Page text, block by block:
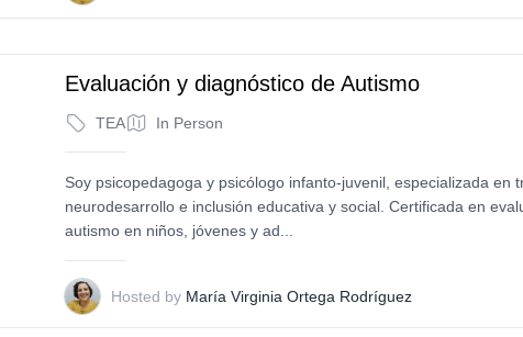
Evaluación y diagnóstico de Autismo
TEA In Person
Soy psicopedagoga y psicólogo infanto-juvenil, especializada en
neurodesarrollo e inclusión educativa y social. Certificada en
autismo en niños, jóvenes y ad...
M Hosted by María Virginia Ortega Rodríguez